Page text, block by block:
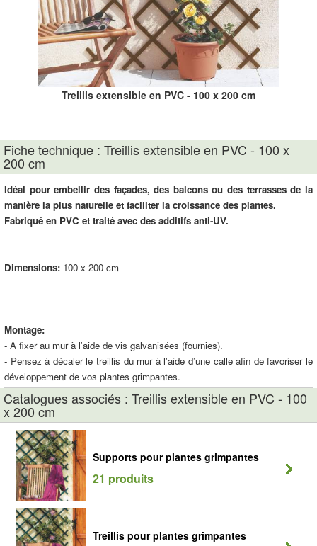
Treillis extensible en PVC - 100 x 200 cm
Fiche technique : Treillis extensible en PVC - 100 x
200 cm
Idéal pour embellir des façades, des balcons ou des terrasses de la
manière la plus naturelle et faciliter la croissance des plantes.
Fabriqué en PVC et traité avec des additifs anti-UV.
Dimensions: 100 x 200 cm
Montage:
- A fixer au mur à l'aide de vis galvanisées (fournies).
- Pensez à décaler le treillis du mur à l'aide d’une calle afin de favoriser le
développement de vos plantes grimpantes.
Catalogues associés : Treillis extensible en PVC - 100
x 200 cm
Supports pour plantes grimpantes
21 produits
Treillis pour plantes grimpantes